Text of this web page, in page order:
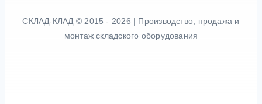
СКЛАД-КЛАД © 2015 - 2026 | Производство, продажа и
монтаж складского оборудования